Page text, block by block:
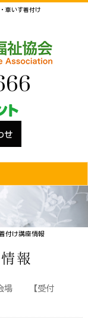
車いす着付け
付け講座情報
報
会場 【受付